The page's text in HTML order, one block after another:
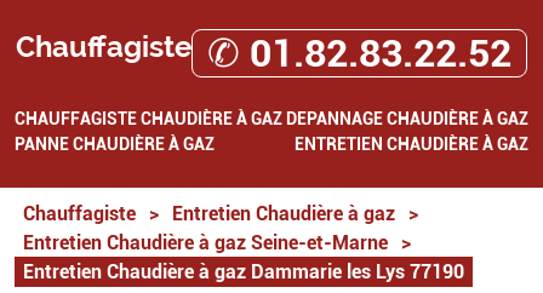
Chauffagiste ✆ 01.82.83.22.52
CHAUFFAGISTECHAUDIÈRE À GAZ DEPANNAGE CHAUDIÈRE À GAZ
PANNE CHAUDIÈRE À GAZ
ENTRETIEN CHAUDIÈRE À GAZ
Chauffagiste > Entretien Chaudière à gaz
>
Entretien Chaudière à gaz Seine-et-Marne
>
Entretien Chaudière à gaz Dammarie les Lys 77190